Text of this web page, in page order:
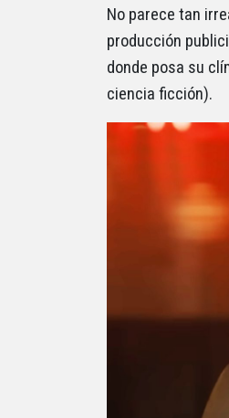
No parece tan
producción
donde posa su
ciencia ficción).